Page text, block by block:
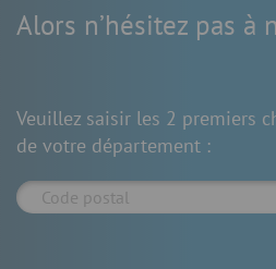
Alors n’hésitez pas à
Veuillez saisir les 2 premiers
de votre département :